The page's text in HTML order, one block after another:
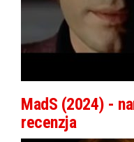
MadS (2024) -
recenzja